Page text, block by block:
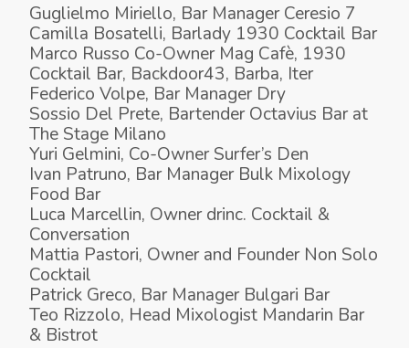
Guglielmo Miriello, Bar Manager Ceresio 7
Camilla Bosatelli, Barlady 1930 Cocktail Bar
Marco Russo Co-Owner Mag Cafè, 1930
Cocktail Bar, Backdoor43, Barba, Iter
Federico Volpe, Bar Manager Dry
Sossio Del Prete, Bartender Octavius Bar at
The Stage Milano
Yuri Gelmini, Co-Owner Surfer’s Den
Ivan Patruno, Bar Manager Bulk Mixology
Food Bar
Luca Marcellin, Owner drinc. Cocktail &
Conversation
Mattia Pastori, Owner and Founder Non Solo
Cocktail
Patrick Greco, Bar Manager Bulgari Bar
Teo Rizzolo, Head Mixologist Mandarin Bar
& Bistrot